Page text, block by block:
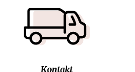
Kontakt